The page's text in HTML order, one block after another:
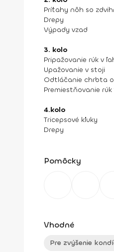
Príťahy nôh so
Drepy
Výpady vzad
3. kolo
Pripažovanie rúk v
Upažovanie v stoji
Odtláčanie chrbta
Premiestňovanie rúk
4.kolo
Tricepsové kľuky
Drepy
Pomôcky
Vhodné
Pre zvýšenie